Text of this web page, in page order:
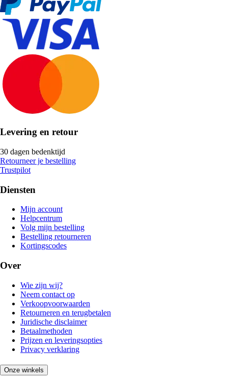
Levering en retour
30 dagen bedenktijd
Retourneer je bestelling
Trustpilot
Diensten
Mijn account
Helpcentrum
Volg mijn bestelling
Bestelling retourneren
Kortingscodes
Over
Wie zijn wij?
Neem contact op
Verkoopvoorwaarden
Retourneren en terugbetalen
Juridische disclaimer
Betaalmethoden
Prijzen en leveringsopties
Privacy verklaring
Onze winkels